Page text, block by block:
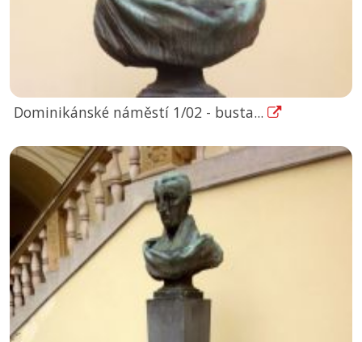
Dominikánské náměstí 1/02 - busta...